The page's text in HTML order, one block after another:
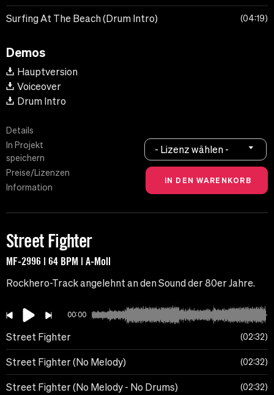
Surfing At The Beach (Drum Intro) 04:19
Demos
Hauptversion
Voiceover
Drum Intro
Details
In Projekt
speichern
Preise/Lizenzen
Information
- Lizenz wählen -
Street Fighter
MF-2996 | 64 BPM | A-Moll
Rockhero-Track angelehnt an den Sound der 80er Jahre.
00:00
Street Fighter 02:32
Street Fighter (No Melody) 02:32
Street Fighter (No Melody - No Drums) 02:32